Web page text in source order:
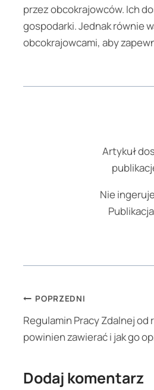
przez obcokrajowców. Ich
gospodarki. Jednak równie
obcokrajowcami, aby
Artykuł
Nie
Nawigacja
wpisu
POPRZEDNI
Regulamin Pracy Zdalnej od
powinien zawierać i jak go
Dodaj komentarz